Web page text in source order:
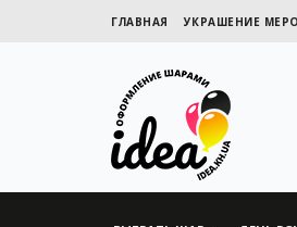
ГЛАВНАЯ УКРАШЕНИЕ